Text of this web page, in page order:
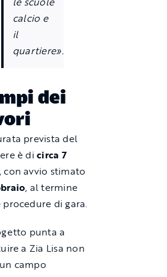
calcio e
il
quartiere».
dei
prevista del
è dicirca 7
, con avvio stimato
, al termine
di gara.
punta a
a Zia Lisa non
campo